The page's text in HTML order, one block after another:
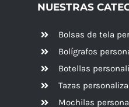
NUESTRAS
Bolsas de tela
Bolígrafos
Botellas
Tazas
Mochilas